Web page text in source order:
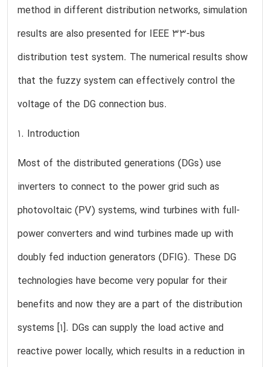
method in different distribution networks, simulation
results are also presented for IEEE 33-bus
distribution test system. The numerical results show
that the fuzzy system can effectively control the
voltage of the DG connection bus.
1. Introduction
Most of the distributed generations (DGs) use
inverters to connect to the power grid such as
photovoltaic (PV) systems, wind turbines with full-
power converters and wind turbines made up with
doubly fed induction generators (DFIG). These DG
technologies have become very popular for their
benefits and now they are a part of the distribution
systems [1]. DGs can supply the load active and
reactive power locally, which results in a reduction in